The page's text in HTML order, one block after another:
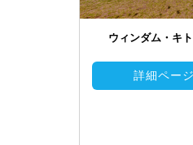
ウィンダム・キ
詳細ペー